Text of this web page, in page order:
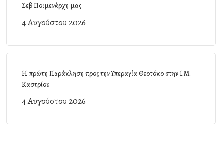
Σεβ Ποιμενάρχη μας
4 Αυγούστου 2026
Η πρώτη Παράκληση προς την Υπεραγία Θεοτόκο στην Ι.Μ.
Καστρίου
4 Αυγούστου 2026